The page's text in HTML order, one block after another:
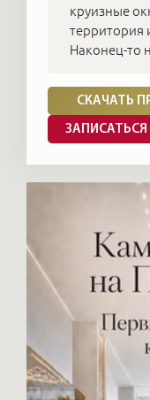
круизные
Наконец-то
СКАЧАТЬ